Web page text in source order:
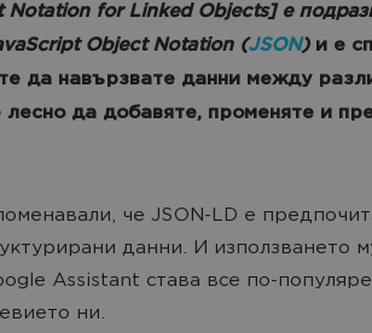
Notation for Linked Objects] е
Object Notation (JSON)и е
да навързвате данни между
да добавяте, променяте и
че JSON-LD е
данни. И използването
Assistant става все по-
ни.